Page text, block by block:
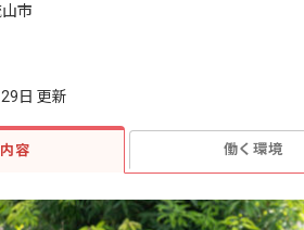
市
日 更新
容 働く環境